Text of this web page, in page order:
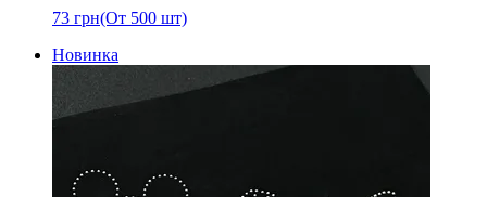
73 грн(От 500 шт)
Новинка